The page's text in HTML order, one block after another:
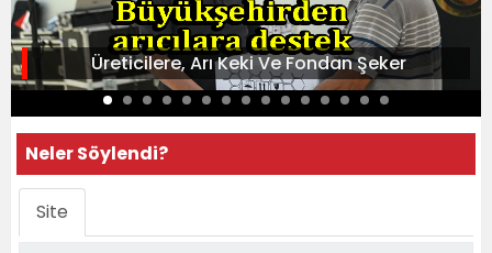
Üreticilere, Arı Keki Ve Fondan Şeker
Neler Söylendi?
Site